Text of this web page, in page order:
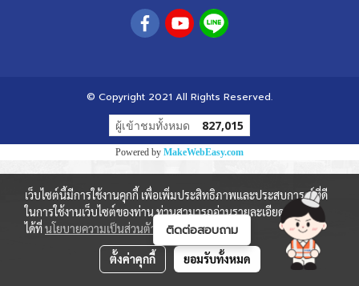
© Copyright 2021 All Rights Reserved.
ผู้เข้าชมทั้งหมด 827,015
Powered by MakeWebEasy.com
เว็บไซต์นี้มีการใช้งานคุกกี้ เพื่อเพิ่มประสิทธิภาพและประสบการณ์ที่ดี
ในการใช้งานเว็บไซต์ของท่าน ท่านสามารถอ่านรายละเอียดเพิ่มเติม
ได้ที่นโยบายความเป็นส่วนตัว และนโยบายคุกกี้
ตั้งค่าคุกกี้ ยอมรับทั้งหมด